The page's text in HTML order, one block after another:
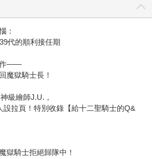
：
代的順利接任期
作——
魔獄騎士長！
級繪師J.U.，
設拉頁！特別收錄【給十二聖騎士的Q&
獄騎士拒絕歸隊中！